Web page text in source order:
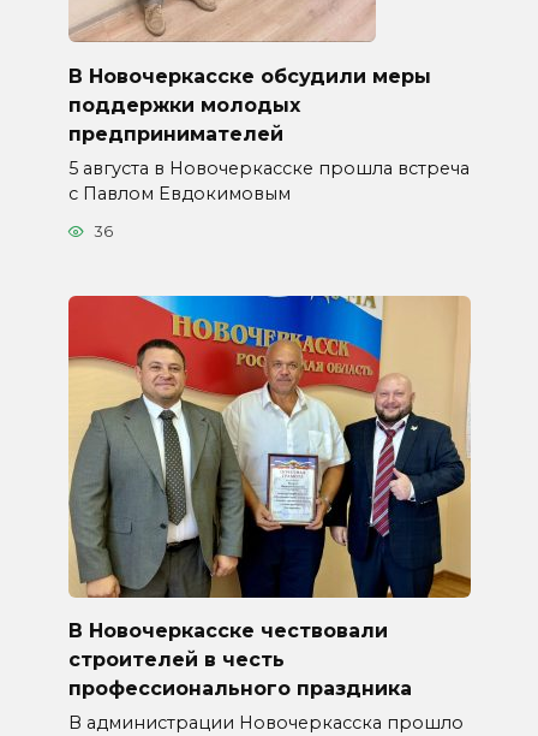
В Новочеркасске обсудили меры
поддержки молодых
предпринимателей
5 августа в Новочеркасске прошла встреча
с Павлом Евдокимовым
36
В Новочеркасске чествовали
строителей в честь
профессионального праздника
В администрации Новочеркасска прошло